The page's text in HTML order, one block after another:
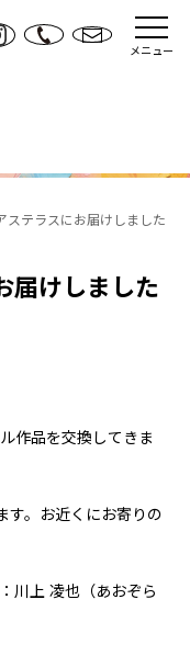
メニュー
ステラスにお届けしました ＃
届けしました
作品を交換してきま
す。お近くにお寄りの
川上 凌也（あおぞら